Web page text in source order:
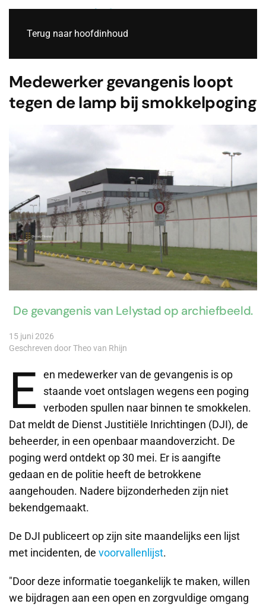
Terug naar hoofdinhoud
Medewerker gevangenis loopt
tegen de lamp bij smokkelpoging
De gevangenis van Lelystad op archiefbeeld.
15 juni 2026
Geschreven door Theo van Rhijn
E
en medewerker van de gevangenis is op
staande voet ontslagen wegens een poging
verboden spullen naar binnen te smokkelen.
Dat meldt de Dienst Justitiële Inrichtingen (DJI), de
beheerder, in een openbaar maandoverzicht. De
poging werd ontdekt op 30 mei. Er is aangifte
gedaan en de politie heeft de betrokkene
aangehouden. Nadere bijzonderheden zijn niet
bekendgemaakt.
De DJI publiceert op zijn site maandelijks een lijst
met incidenten, de voorvallenlijst.
"Door deze informatie toegankelijk te maken, willen
we bijdragen aan een open en zorgvuldige omgang